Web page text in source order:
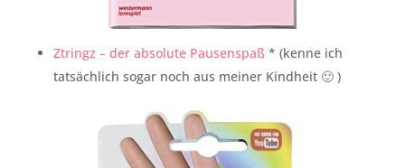
Ztringz – der absolute Pausenspaß* (kenne ich
tatsächlich sogar noch aus meiner Kindheit 🙂 )